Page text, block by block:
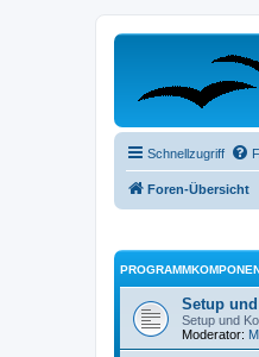
Schnellzugriff
Foren-Übersicht
Setup
Setup und
Moderator: